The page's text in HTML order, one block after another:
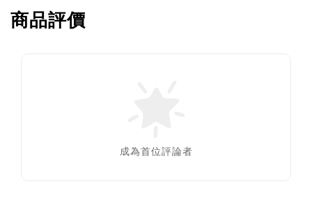
商品評價
成為首位評論者